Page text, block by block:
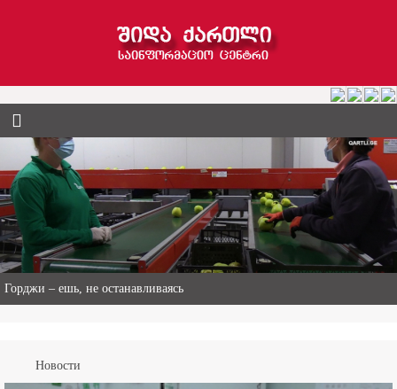
Горджи – ешь, не останавливаясь
Новости